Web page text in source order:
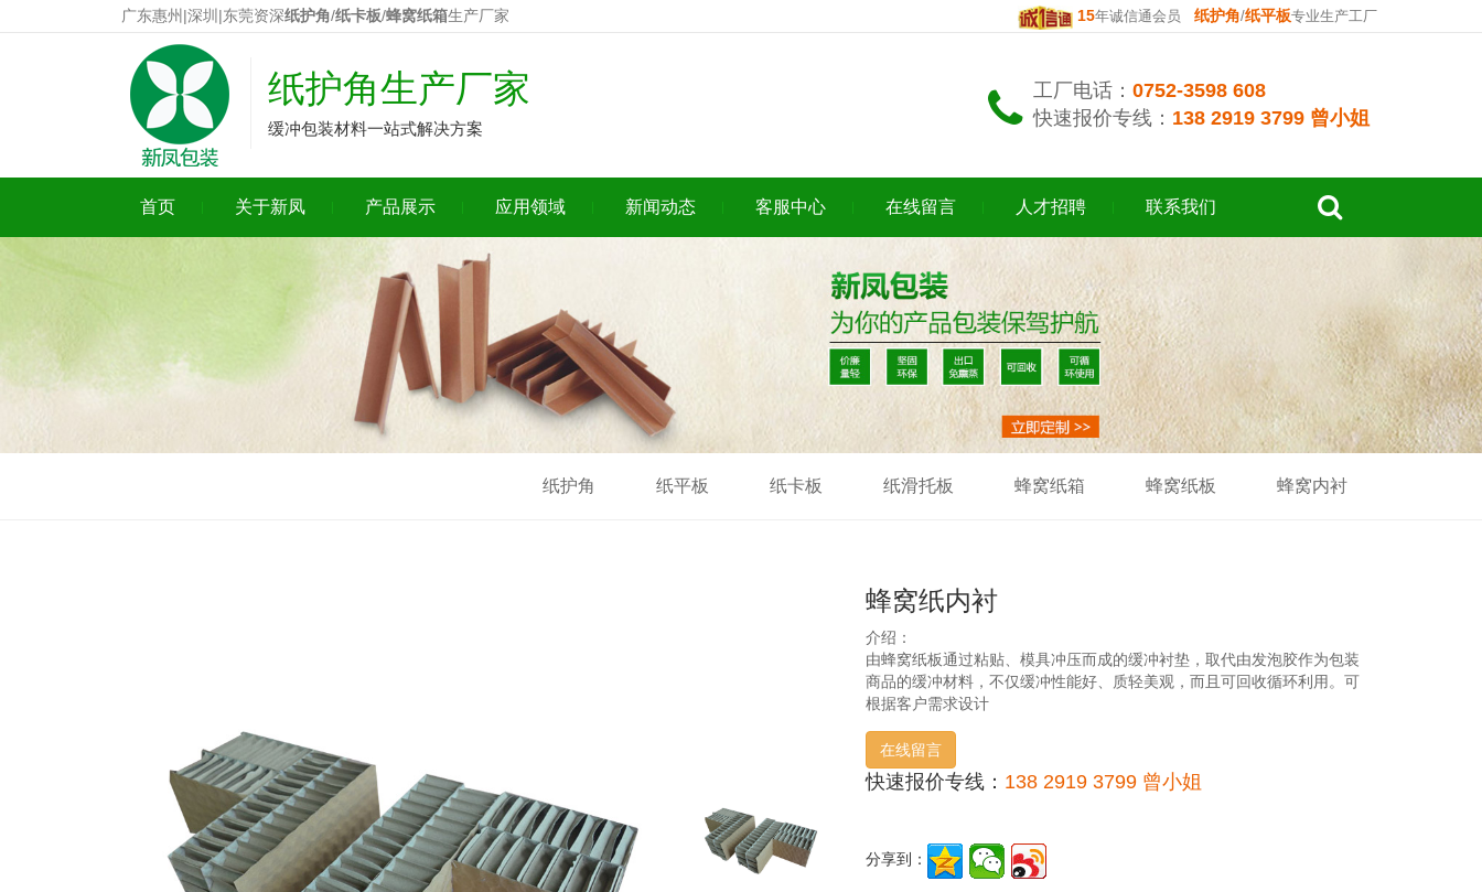
广东惠州|深圳|东莞资深纸护角/纸卡板/蜂窝纸箱生产厂家 15年诚信通会员 纸护角/纸平板专业生产工厂
纸护角生产厂家
缓冲包装材料一站式解决方案
工厂电话： 0752-3598 608
快速报价专线： 138 2919 3799 曾小姐
首页 关于新凤 产品展示 应用领域 新闻动态 客服中心 在线留言 人才招聘 联系我们
纸护角 纸平板 纸卡板 纸滑托板 蜂窝纸箱 蜂窝纸板 蜂窝内衬
蜂窝纸内衬
介绍：
由蜂窝纸板通过粘贴、模具冲压而成的缓冲衬垫，取代由发泡胶作为包装
商品的缓冲材料，不仅缓冲性能好、质轻美观，而且可回收循环利用。可
根据客户需求设计
在线留言
快速报价专线： 138 2919 3799 曾小姐
分享到：